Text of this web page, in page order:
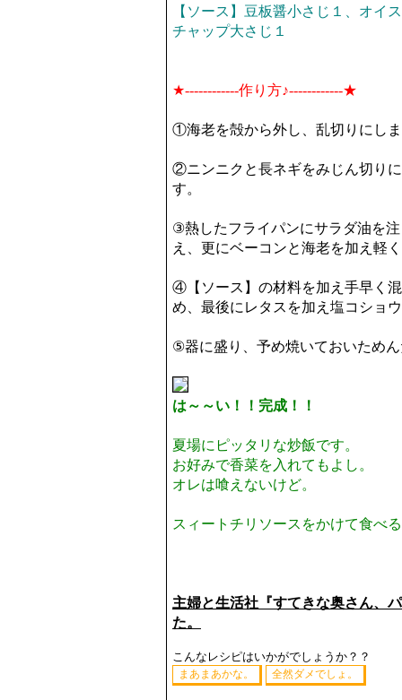
【ソース】豆板醤小さじ１、オイ
チャップ大さじ１
★------------作り方♪------------★
①海老を殻から外し、乱切りにし
②ニンニクと長ネギをみじん切り
す。
③熱したフライパンにサラダ油を
え、更にベーコンと海老を加え軽
④【ソース】の材料を加え手早く
め、最後にレタスを加え塩コショ
⑤器に盛り、予め焼いておいため
は～～い！！完成！！
夏場にピッタリな炒飯です。
お好みで香菜を入れてもよし。
オレは喰えないけど。
スィートチリソースをかけて食べ
主婦と生活社『すてきな奥さん、
た。
こんなレシピはいかがでしょうか？？